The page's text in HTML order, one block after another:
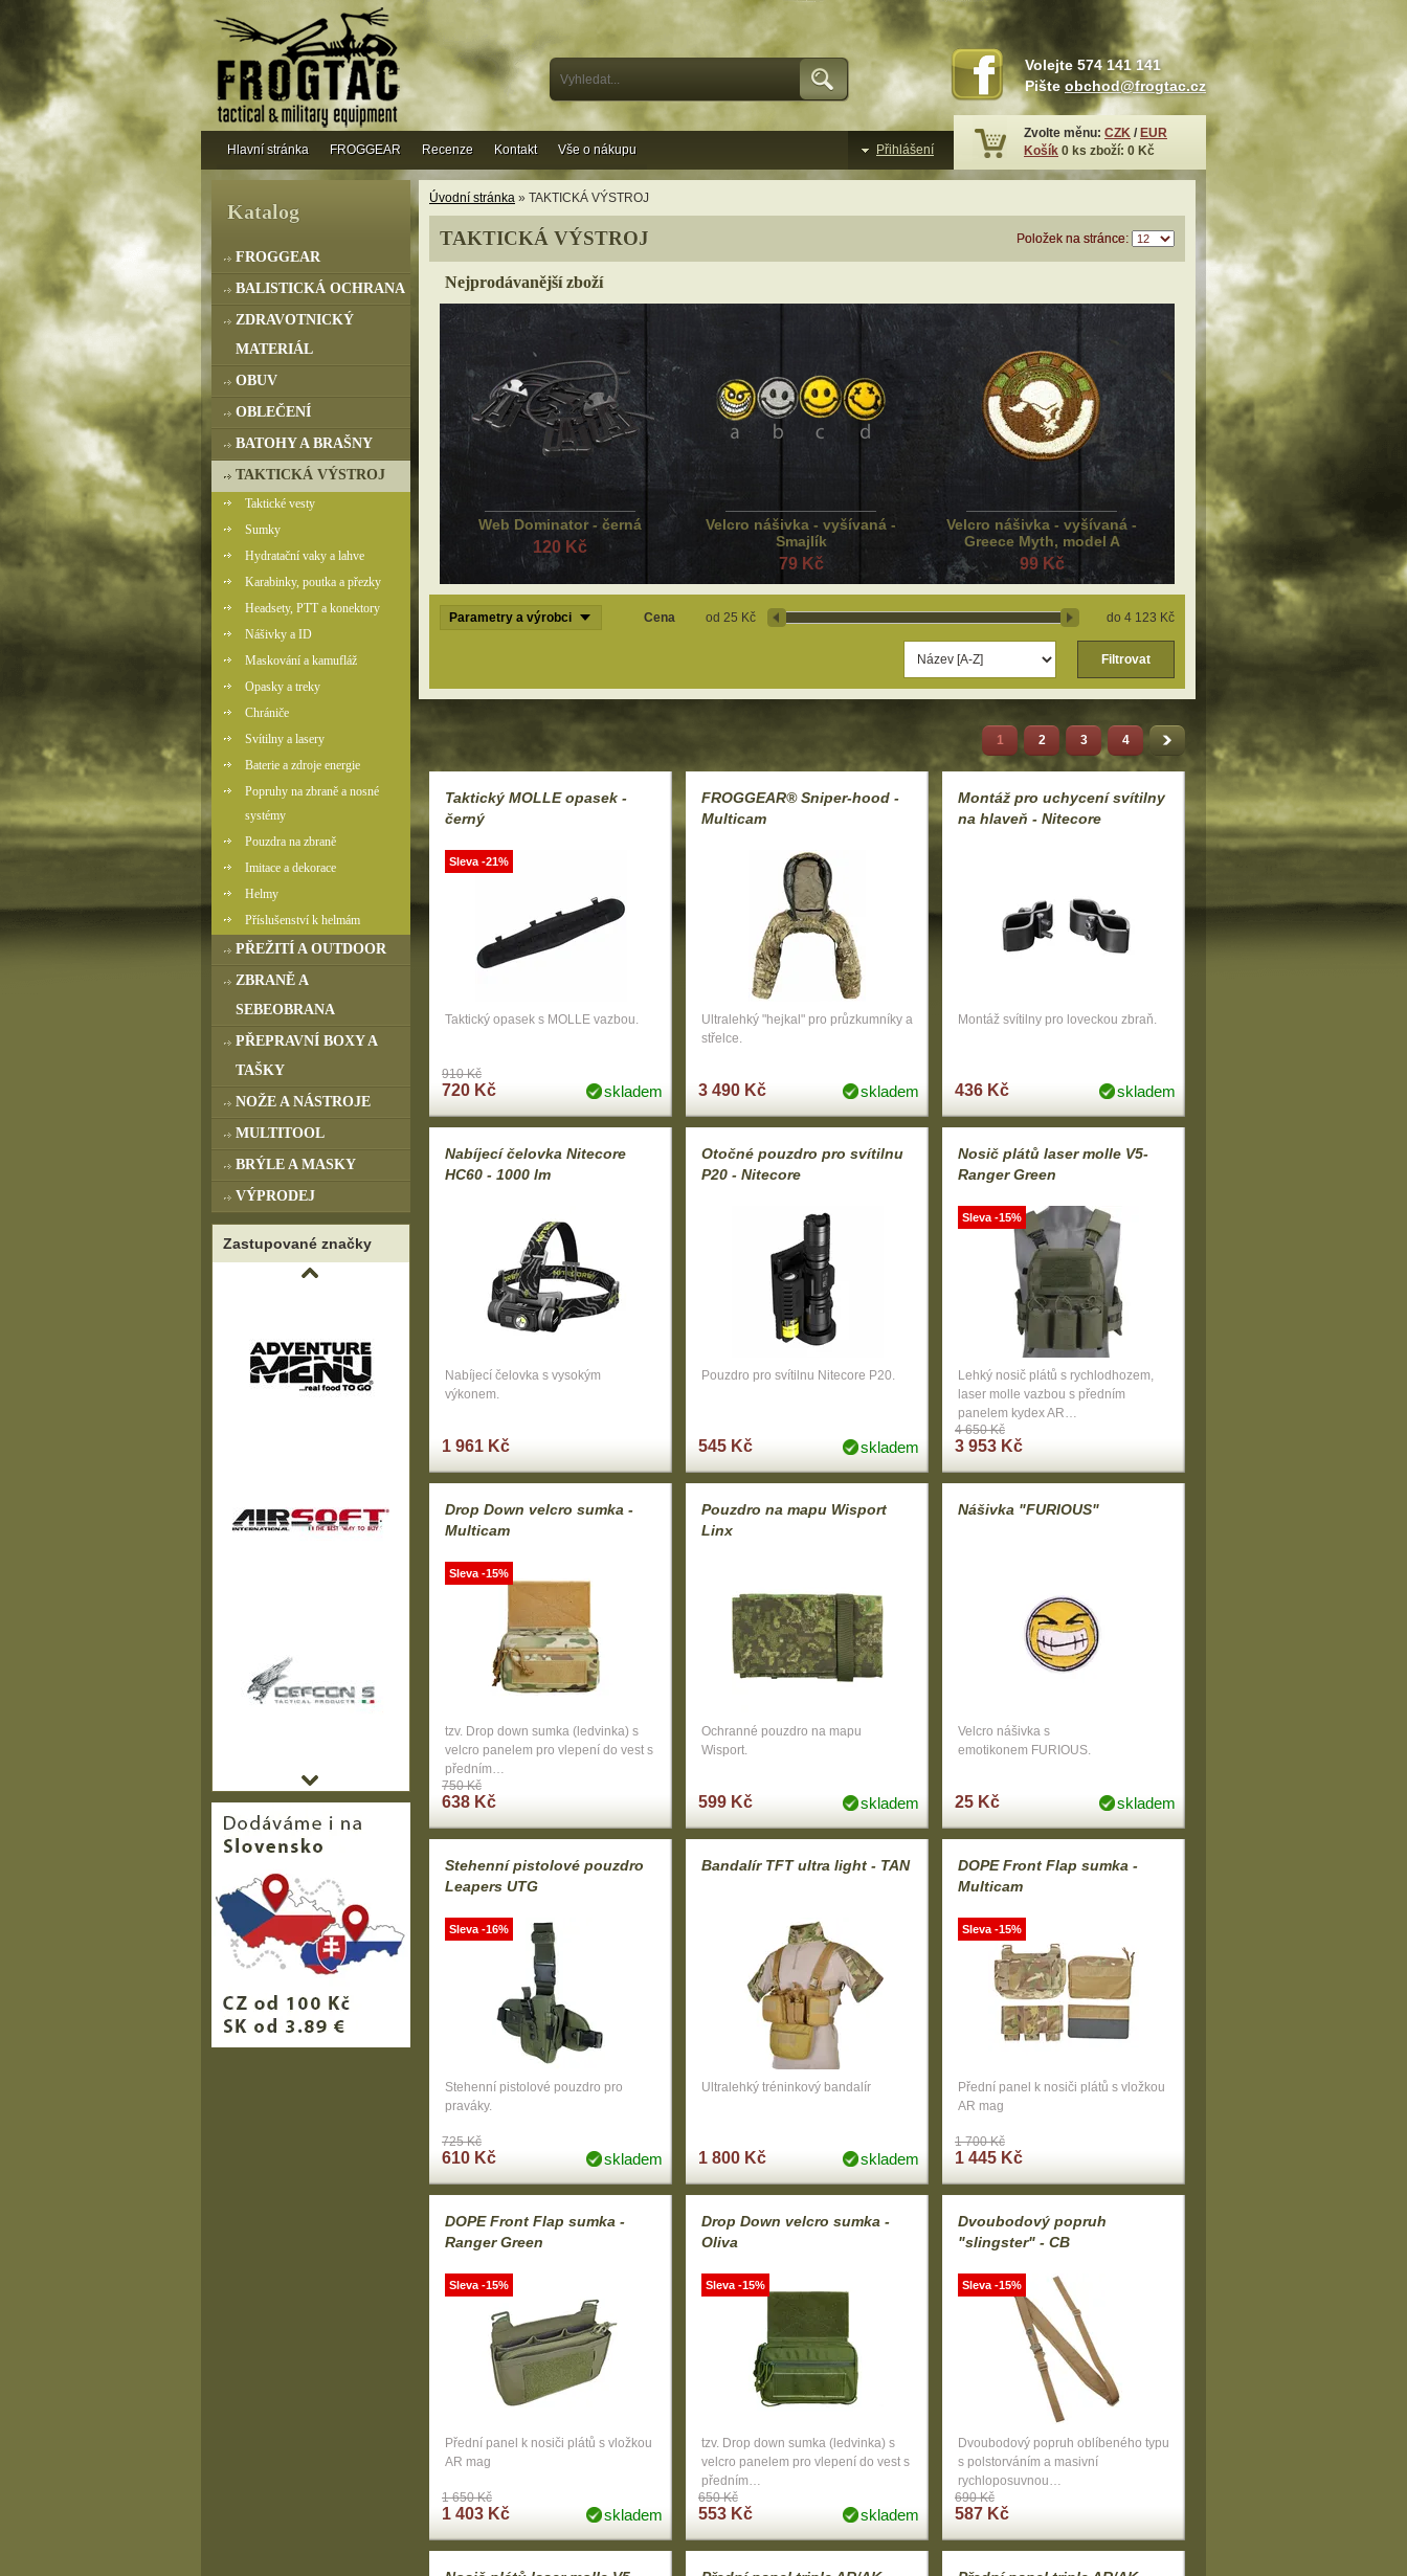
Úvodní stránka » TAKTICKÁ VÝSTROJ
TAKTICKÁ VÝSTROJ Položek na stránce:
Nejprodávanější zboží
Web Dominator - černá
120 Kč
Velcro nášivka - vyšívaná -
Smajlík
79 Kč
Velcro nášivka - vyšívaná -
Greece Myth, model A
99 Kč
Parametry a výrobci Cena 25 Kč 4 123 Kč
Filtrovat
1 2 3 4
Taktický MOLLE opasek -
černý
Taktický opasek s MOLLE vazbou.
910 Kč
720 Kč skladem
Sleva -21%
FROGGEAR® Sniper-hood -
Multicam
Ultralehký "hejkal" pro průzkumníky a
střelce.
3 490 Kč skladem
Montáž pro uchycení svítilny
na hlaveň - Nitecore
Montáž svítilny pro loveckou zbraň.
436 Kč skladem
Nabíjecí čelovka Nitecore
HC60 - 1000 lm
Nabíjecí čelovka s vysokým
výkonem.
1 961 Kč
Otočné pouzdro pro svítilnu
P20 - Nitecore
Pouzdro pro svítilnu Nitecore P20.
545 Kč skladem
Nosič plátů laser molle V5-
Ranger Green
Lehký nosič plátů s rychlodhozem,
laser molle vazbou s předním
panelem kydex AR…
4 650 Kč
3 953 Kč
Sleva -15%
Drop Down velcro sumka -
Multicam
tzv. Drop down sumka (ledvinka) s
velcro panelem pro vlepení do vest s
předním…
750 Kč
638 Kč
Sleva -15%
Pouzdro na mapu Wisport
Linx
Ochranné pouzdro na mapu
Wisport.
599 Kč skladem
Nášivka "FURIOUS"
Velcro nášivka s
emotikonem FURIOUS.
25 Kč skladem
Stehenní pistolové pouzdro
Leapers UTG
Stehenní pistolové pouzdro pro
praváky.
725 Kč
610 Kč skladem
Sleva -16%
Bandalír TFT ultra light - TAN
Ultralehký tréninkový bandalír
1 800 Kč skladem
DOPE Front Flap sumka -
Multicam
Přední panel k nosiči plátů s vložkou
AR mag
1 700 Kč
1 445 Kč
Sleva -15%
DOPE Front Flap sumka -
Ranger Green
Přední panel k nosiči plátů s vložkou
AR mag
1 650 Kč
1 403 Kč skladem
Sleva -15%
Drop Down velcro sumka -
Oliva
tzv. Drop down sumka (ledvinka) s
velcro panelem pro vlepení do vest s
předním…
650 Kč
553 Kč skladem
Sleva -15%
Dvoubodový popruh
"slingster" - CB
Dvoubodový popruh oblíbeného typu
s polstorváním a masivní
rychloposuvnou…
690 Kč
587 Kč
Sleva -15%
Katalog
FROGGEAR
BALISTICKÁ OCHRANA
ZDRAVOTNICKÝ
MATERIÁL
OBUV
OBLEČENÍ
BATOHY A BRAŠNY
TAKTICKÁ VÝSTROJ
Taktické vesty
Sumky
Hydratační vaky a lahve
Karabinky, poutka a přezky
Headsety, PTT a konektory
Nášivky a ID
Maskování a kamufláž
Opasky a treky
Chrániče
Svítilny a lasery
Baterie a zdroje energie
Popruhy na zbraně a nosné
systémy
Pouzdra na zbraně
Imitace a dekorace
Helmy
Příslušenství k helmám
PŘEŽITÍ A OUTDOOR
ZBRANĚ A
SEBEOBRANA
PŘEPRAVNÍ BOXY A
TAŠKY
NOŽE A NÁSTROJE
MULTITOOL
BRÝLE A MASKY
VÝPRODEJ
Zastupované značky
Hlavní stránka FROGGEAR Recenze Kontakt Vše o nákupu Přihlášení
Volejte 574 141 141
Pište obchod@frogtac.cz
Zvolte měnu: CZK / EUR
Košík 0 ks zboží: 0 Kč